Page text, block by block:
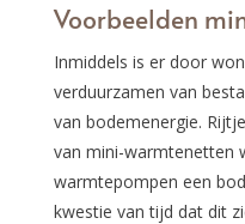
Voorbeelden
Inmiddels is er door
verduurzamen van
van bodemenergie.
van mini-warmtenetten
warmtepompen een
kwestie van tijd dat dit